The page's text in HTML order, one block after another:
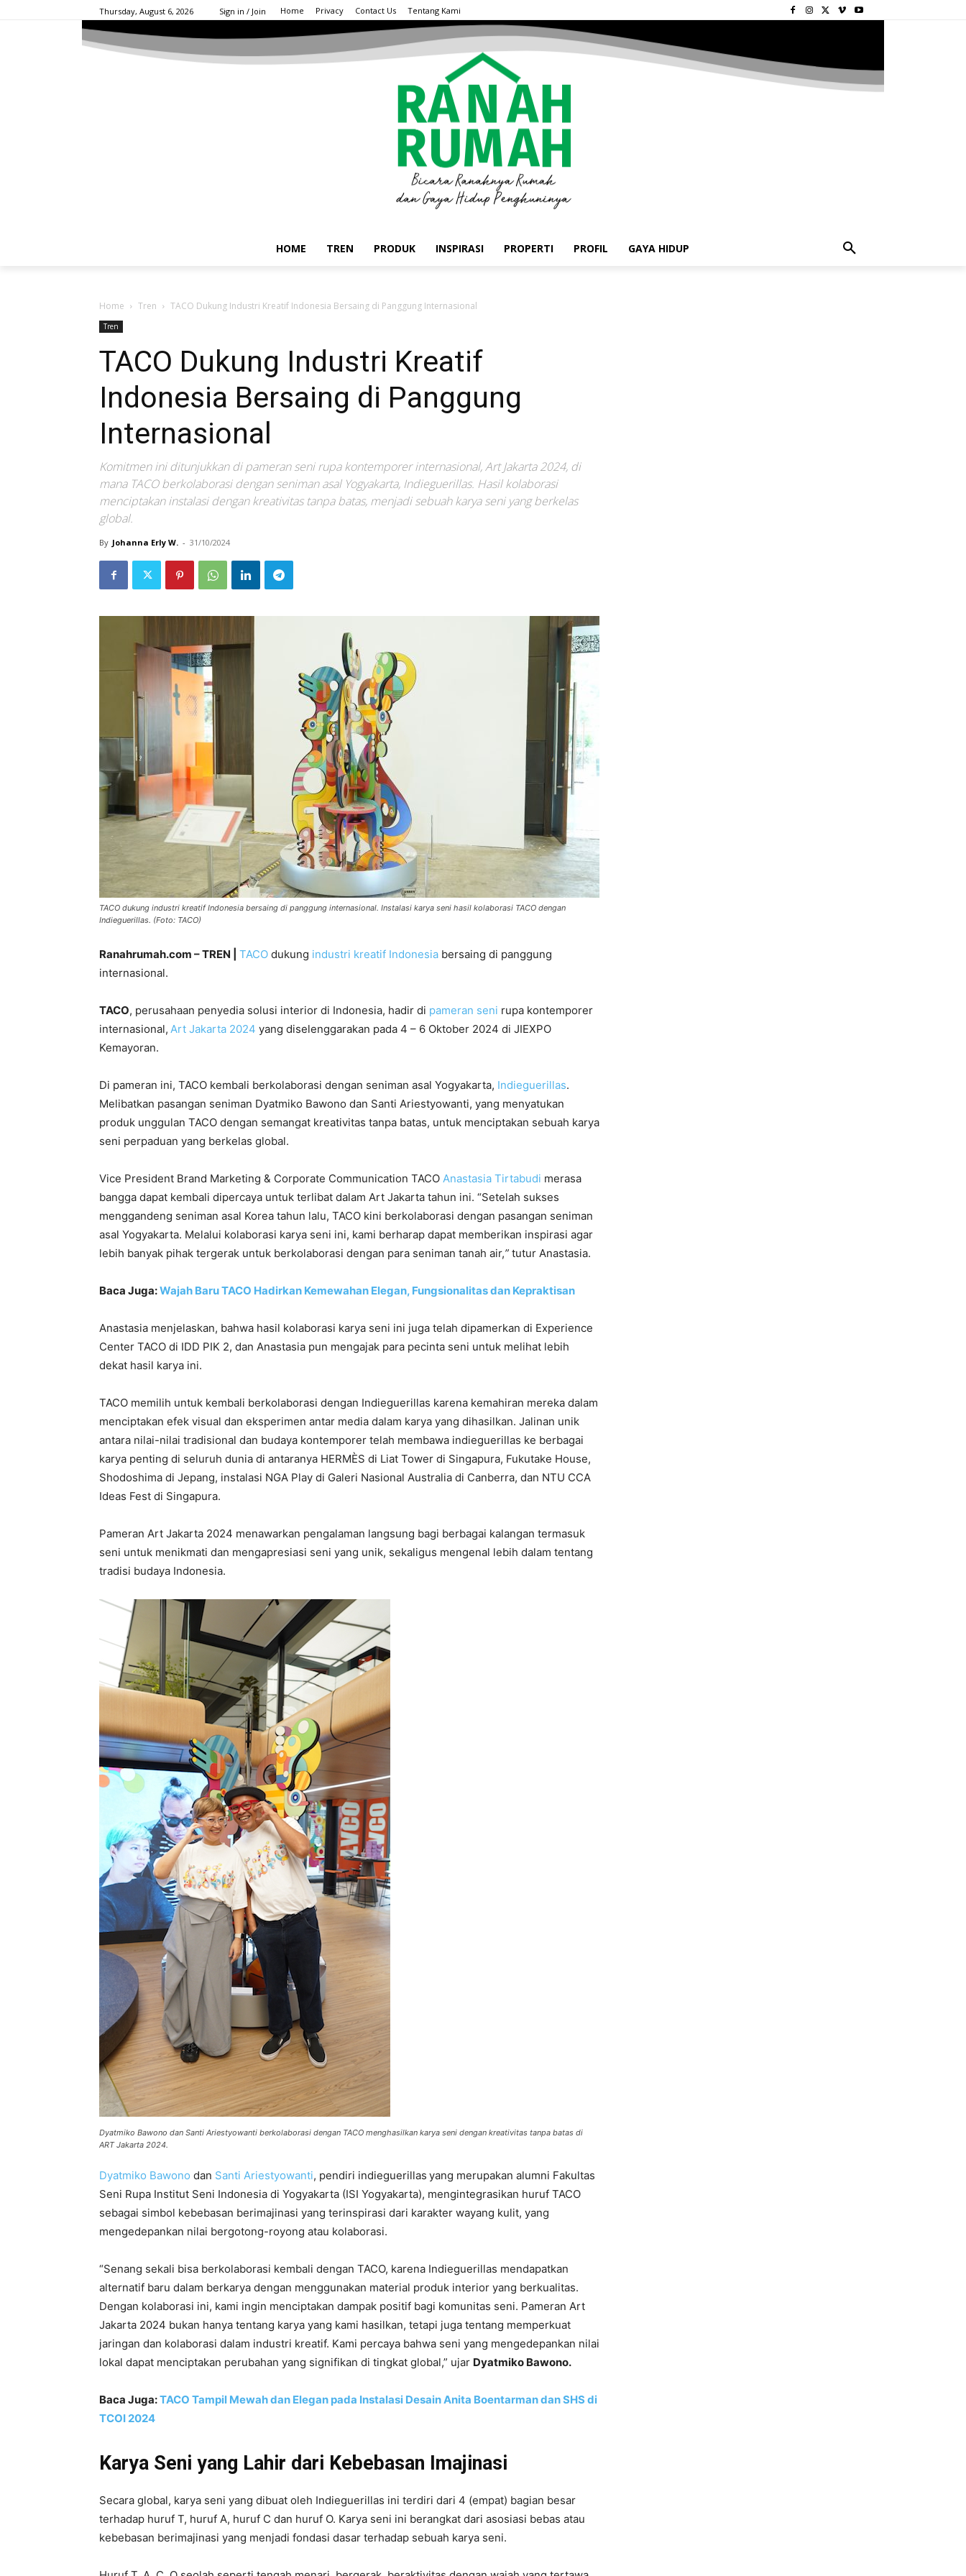
Thursday, August 6, 2026 Sign in / Join Home Privacy Contact Us Tentang Kami
HOME TREN PRODUK INSPIRASI PROPERTI PROFIL GAYA HIDUP
Home Tren TACO Dukung Industri Kreatif Indonesia Bersaing di Panggung Internasional
Tren
TACO Dukung Industri Kreatif
Indonesia Bersaing di Panggung
Internasional
Komitmen ini ditunjukkan di pameran seni rupa kontemporer internasional, Art Jakarta 2024, di
mana TACO berkolaborasi dengan seniman asal Yogyakarta, Indieguerillas. Hasil kolaborasi
menciptakan instalasi dengan kreativitas tanpa batas, menjadi sebuah karya seni yang berkelas
global.
By Johanna Erly W. - 31/10/2024
TACO dukung industri kreatif Indonesia bersaing di panggung internasional. Instalasi karya seni hasil kolaborasi TACO dengan
Indieguerillas. (Foto: TACO)
Ranahrumah.com – TREN | TACO dukung industri kreatif Indonesia bersaing di panggung
internasional.
TACO, perusahaan penyedia solusi interior di Indonesia, hadir di pameran seni rupa kontemporer
internasional, Art Jakarta 2024 yang diselenggarakan pada 4 – 6 Oktober 2024 di JIEXPO
Kemayoran.
Di pameran ini, TACO kembali berkolaborasi dengan seniman asal Yogyakarta, Indieguerillas.
Melibatkan pasangan seniman Dyatmiko Bawono dan Santi Ariestyowanti, yang menyatukan
produk unggulan TACO dengan semangat kreativitas tanpa batas, untuk menciptakan sebuah karya
seni perpaduan yang berkelas global.
Vice President Brand Marketing & Corporate Communication TACO Anastasia Tirtabudi merasa
bangga dapat kembali dipercaya untuk terlibat dalam Art Jakarta tahun ini. “Setelah sukses
menggandeng seniman asal Korea tahun lalu, TACO kini berkolaborasi dengan pasangan seniman
asal Yogyakarta. Melalui kolaborasi karya seni ini, kami berharap dapat memberikan inspirasi agar
lebih banyak pihak tergerak untuk berkolaborasi dengan para seniman tanah air,” tutur Anastasia.
Baca Juga:Wajah Baru TACO Hadirkan Kemewahan Elegan, Fungsionalitas dan Kepraktisan
Anastasia menjelaskan, bahwa hasil kolaborasi karya seni ini juga telah dipamerkan di Experience
Center TACO di IDD PIK 2, dan Anastasia pun mengajak para pecinta seni untuk melihat lebih
dekat hasil karya ini.
TACO memilih untuk kembali berkolaborasi dengan Indieguerillas karena kemahiran mereka dalam
menciptakan efek visual dan eksperimen antar media dalam karya yang dihasilkan. Jalinan unik
antara nilai-nilai tradisional dan budaya kontemporer telah membawa indieguerillas ke berbagai
karya penting di seluruh dunia di antaranya HERMÈS di Liat Tower di Singapura, Fukutake House,
Shodoshima di Jepang, instalasi NGA Play di Galeri Nasional Australia di Canberra, dan NTU CCA
Ideas Fest di Singapura.
Pameran Art Jakarta 2024 menawarkan pengalaman langsung bagi berbagai kalangan termasuk
seni untuk menikmati dan mengapresiasi seni yang unik, sekaligus mengenal lebih dalam tentang
tradisi budaya Indonesia.
Dyatmiko Bawono dan Santi Ariestyowanti berkolaborasi dengan TACO menghasilkan karya seni dengan kreativitas tanpa batas di
ART Jakarta 2024.
Dyatmiko Bawono dan Santi Ariestyowanti, pendiri indieguerillas yang merupakan alumni Fakultas
Seni Rupa Institut Seni Indonesia di Yogyakarta (ISI Yogyakarta), mengintegrasikan huruf TACO
sebagai simbol kebebasan berimajinasi yang terinspirasi dari karakter wayang kulit, yang
mengedepankan nilai bergotong-royong atau kolaborasi.
“Senang sekali bisa berkolaborasi kembali dengan TACO, karena Indieguerillas mendapatkan
alternatif baru dalam berkarya dengan menggunakan material produk interior yang berkualitas.
Dengan kolaborasi ini, kami ingin menciptakan dampak positif bagi komunitas seni. Pameran Art
Jakarta 2024 bukan hanya tentang karya yang kami hasilkan, tetapi juga tentang memperkuat
jaringan dan kolaborasi dalam industri kreatif. Kami percaya bahwa seni yang mengedepankan nilai
lokal dapat menciptakan perubahan yang signifikan di tingkat global,” ujar Dyatmiko Bawono.
Baca Juga:TACO Tampil Mewah dan Elegan pada Instalasi Desain Anita Boentarman dan SHS di
TCOI 2024
Karya Seni yang Lahir dari Kebebasan Imajinasi
Secara global, karya seni yang dibuat oleh Indieguerillas ini terdiri dari 4 (empat) bagian besar
terhadap huruf T, huruf A, huruf C dan huruf O. Karya seni ini berangkat dari asosiasi bebas atau
kebebasan berimajinasi yang menjadi fondasi dasar terhadap sebuah karya seni.